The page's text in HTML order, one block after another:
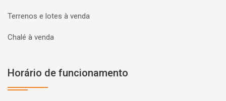
Terrenos e lotes à venda
Chalé à venda
Horário de funcionamento